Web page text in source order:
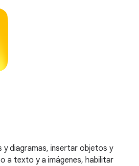
y diagramas, insertar objetos y
a texto y a imágenes, habilitar